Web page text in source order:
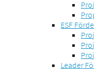
ESF
Leader